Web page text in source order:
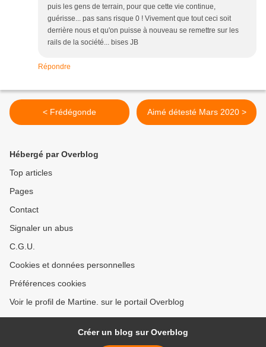
puis les gens de terrain, pour que cette vie continue,
guérisse... pas sans risque 0 ! Vivement que tout ceci soit
derrière nous et qu'on puisse à nouveau se remettre sur les
rails de la société... bises JB
Répondre
< Frédégonde Aimé détesté Mars 2020 >
Hébergé par Overblog
Top articles
Pages
Contact
Signaler un abus
C.G.U.
Cookies et données personnelles
Préférences cookies
Voir le profil de Martine. sur le portail Overblog
Créer un blog sur Overblog